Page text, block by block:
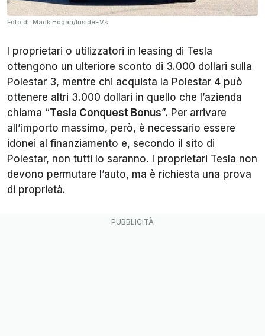
Foto di: Mack Hogan/InsideEVs
I proprietari o utilizzatori in leasing di Tesla
ottengono un ulteriore sconto di 3.000 dollari sulla
Polestar 3, mentre chi acquista la Polestar 4 può
ottenere altri 3.000 dollari in quello che l’azienda
chiama “Tesla Conquest Bonus”. Per arrivare
all’importo massimo, però, è necessario essere
idonei al finanziamento e, secondo il sito di
Polestar, non tutti lo saranno. I proprietari Tesla non
devono permutare l’auto, ma è richiesta una prova
di proprietà.